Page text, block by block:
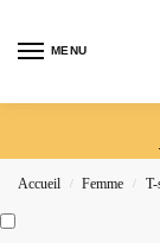
MENU
Accueil / Femme /